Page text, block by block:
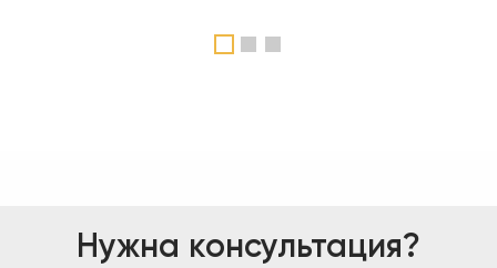
Нужна консультация?